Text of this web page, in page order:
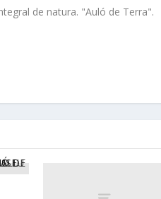
de natura. "Auló de Terra".